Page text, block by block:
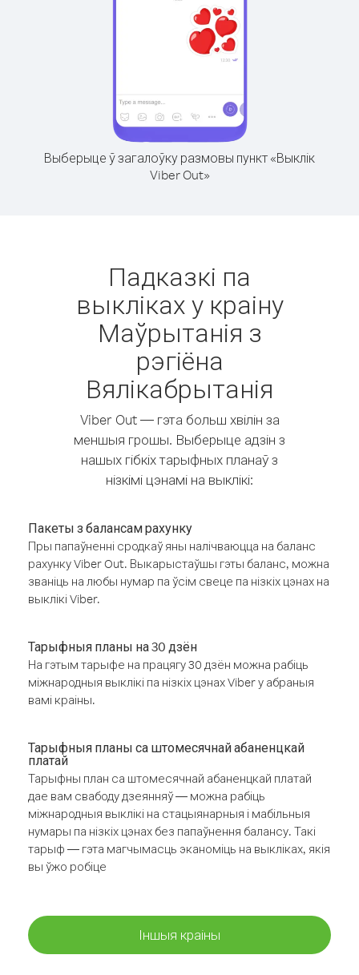
Выберыце ў загалоўку размовы пункт «Выклік
Viber Out»
Падказкі па
выкліках у краіну
Маўрытанія з
рэгіёна
Вялікабрытанія
Viber Out — гэта больш хвілін за
меншыя грошы. Выберыце адзін з
нашых гібкіх тарыфных планаў з
нізкімі цэнамі на выклікі:
Пакеты з балансам рахунку
Пры папаўненні сродкаў яны налічваюцца на баланс
рахунку Viber Out. Выкарыстаўшы гэты баланс, можна
званіць на любы нумар па ўсім свеце па нізкіх цэнах на
выклікі Viber.
Тарыфныя планы на 30 дзён
На гэтым тарыфе на працягу 30 дзён можна рабіць
міжнародныя выклікі па нізкіх цэнах Viber у абраныя
вамі краіны.
Тарыфныя планы са штомесячнай абаненцкай
платай
Тарыфны план са штомесячнай абаненцкай платай
дае вам свабоду дзеянняў — можна рабіць
міжнародныя выклікі на стацыянарныя і мабільныя
нумары па нізкіх цэнах без папаўнення балансу. Такі
тарыф — гэта магчымасць эканоміць на выкліках, якія
вы ўжо робіце
Іншыя краіны